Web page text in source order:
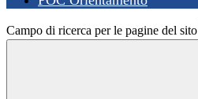
Campo di ricerca per le pagine del sito